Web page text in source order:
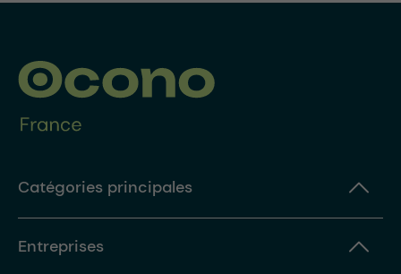
Catégories principales
Entreprises